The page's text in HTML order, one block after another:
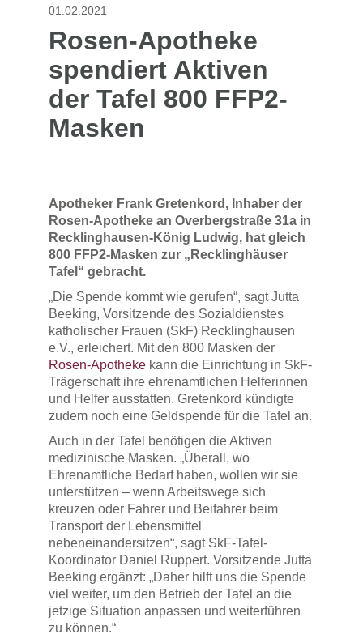
01.02.2021
Rosen-Apotheke
spendiert Aktiven
der Tafel 800 FFP2-
Masken
Apotheker Frank Gretenkord, Inhaber der
Rosen-Apotheke an Overbergstraße 31a in
Recklinghausen-König Ludwig, hat gleich
800 FFP2-Masken zur „Recklinghäuser
Tafel“ gebracht.
„Die Spende kommt wie gerufen“, sagt Jutta
Beeking, Vorsitzende des Sozialdienstes
katholischer Frauen (SkF) Recklinghausen
e.V., erleichert. Mit den 800 Masken der
Rosen-Apotheke kann die Einrichtung in SkF-
Trägerschaft ihre ehrenamtlichen Helferinnen
und Helfer ausstatten. Gretenkord kündigte
zudem noch eine Geldspende für die Tafel an.
Auch in der Tafel benötigen die Aktiven
medizinische Masken. „Überall, wo
Ehrenamtliche Bedarf haben, wollen wir sie
unterstützen – wenn Arbeitswege sich
kreuzen oder Fahrer und Beifahrer beim
Transport der Lebensmittel
nebeneinandersitzen“, sagt SkF-Tafel-
Koordinator Daniel Ruppert. Vorsitzende Jutta
Beeking ergänzt: „Daher hilft uns die Spende
viel weiter, um den Betrieb der Tafel an die
jetzige Situation anpassen und weiterführen
zu können.“